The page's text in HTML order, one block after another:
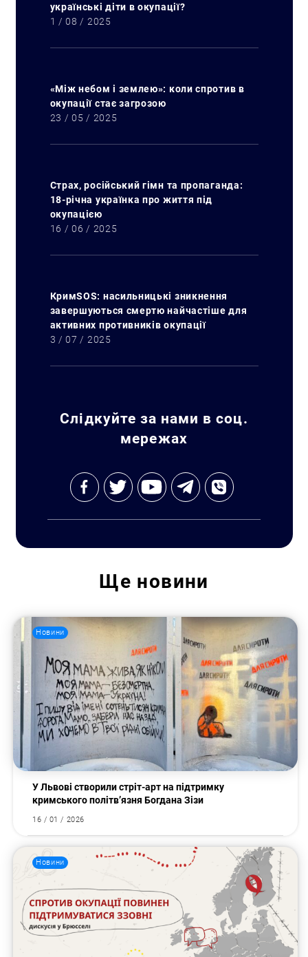
українські діти в окупації?
1 / 08 / 2025
«Між небом і землею»: коли спротив в
окупації стає загрозою
23 / 05 / 2025
Страх, російський гімн та пропаганда:
18-річна українка про життя під
окупацією
16 / 06 / 2025
КримSOS: насильницькі зникнення
завершуються смертю найчастіше для
активних противників окупації
3 / 07 / 2025
Слідкуйте за нами в соц.
мережах
Ще новини
Новини
У Львові створили стріт-арт на підтримку
кримського політв’язня Богдана Зізи
16 / 01 / 2026
Новини